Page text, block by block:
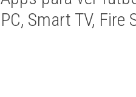
PC, Smart TV, Fire